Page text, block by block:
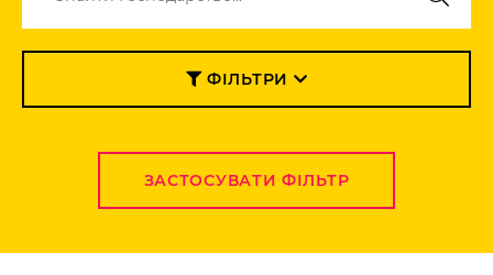
ФІЛЬТРИ
ЗАСТОСУВАТИ ФІЛЬТР